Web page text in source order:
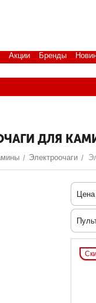
Акции Бренды
ДЛЯ
/ Электроочаги /
Цена